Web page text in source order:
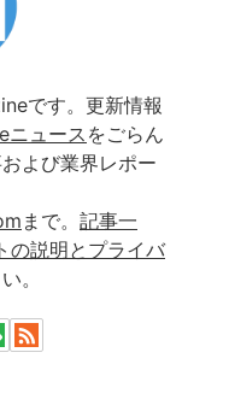
です。更新情報
ニュース をごらん
よび業界レポー
まで。 記事一
の説明とプライバ
。